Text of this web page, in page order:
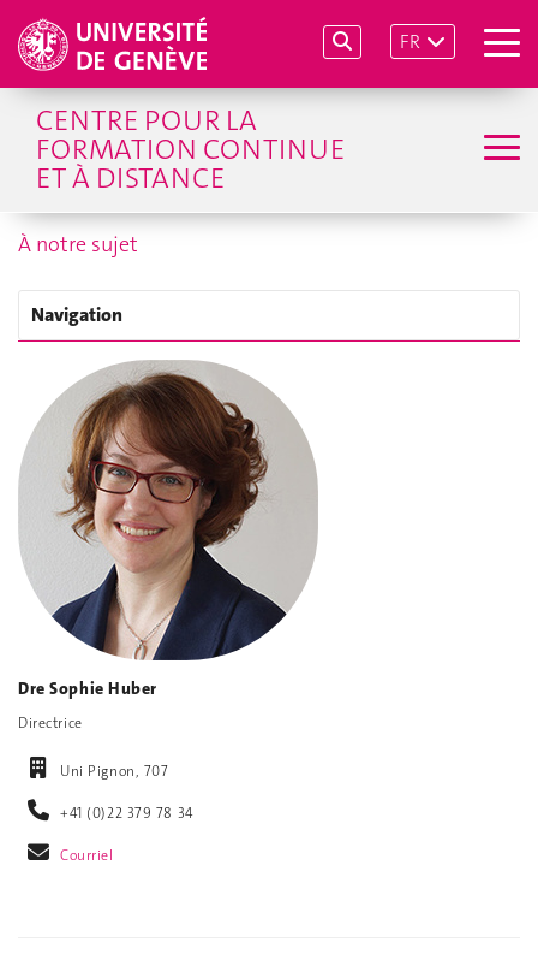
FR
CENTRE POUR LA
FORMATION CONTINUE
ET À DISTANCE
À notre sujet
Navigation
Dre Sophie Huber
Directrice
Uni Pignon, 707
+41 (0)22 379 78 34
Courriel